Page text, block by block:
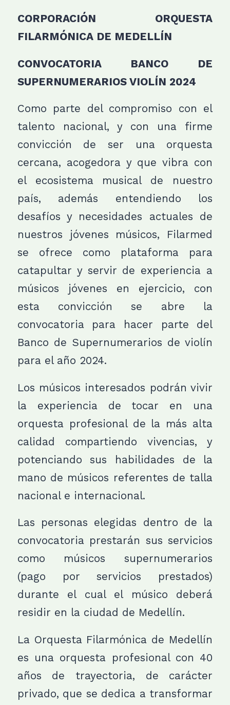
CORPORACIÓN ORQUESTA
FILARMÓNICA DE MEDELLÍN
CONVOCATORIA BANCO DE
SUPERNUMERARIOS VIOLÍN 2024
Como parte del compromiso con el
talento nacional, y con una firme
convicción de ser una orquesta
cercana, acogedora y que vibra con
el ecosistema musical de nuestro
país, además entendiendo los
desafíos y necesidades actuales de
nuestros jóvenes músicos, Filarmed
se ofrece como plataforma para
catapultar y servir de experiencia a
músicos jóvenes en ejercicio, con
esta convicción se abre la
convocatoria para hacer parte del
Banco de Supernumerarios de violín
para el año 2024.
Los músicos interesados podrán vivir
la experiencia de tocar en una
orquesta profesional de la más alta
calidad compartiendo vivencias, y
potenciando sus habilidades de la
mano de músicos referentes de talla
nacional e internacional.
Las personas elegidas dentro de la
convocatoria prestarán sus servicios
como músicos supernumerarios
(pago por servicios prestados)
durante el cual el músico deberá
residir en la ciudad de Medellín.
La Orquesta Filarmónica de Medellín
es una orquesta profesional con 40
años de trayectoria, de carácter
privado, que se dedica a transformar